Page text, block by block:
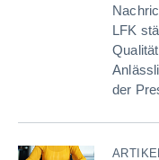
LFK
der